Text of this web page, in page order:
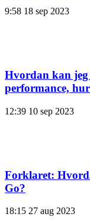
9:58 18 sep 2023
Hvordan kan jeg
performance,
12:39 10 sep 2023
Forklaret:
Go?
18:15 27 aug 2023